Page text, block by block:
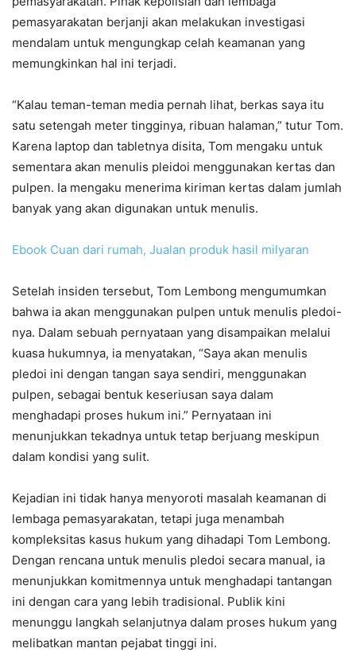
pemasyarakatan berjanji akan melakukan investigasi
mendalam untuk mengungkap celah keamanan yang
memungkinkan hal ini terjadi.
“Kalau teman-teman media pernah lihat, berkas saya itu
satu setengah meter tingginya, ribuan halaman,” tutur Tom.
Karena laptop dan tabletnya disita, Tom mengaku untuk
sementara akan menulis pleidoi menggunakan kertas dan
pulpen. Ia mengaku menerima kiriman kertas dalam jumlah
banyak yang akan digunakan untuk menulis.
Ebook Cuan dari rumah, Jualan produk hasil milyaran
Setelah insiden tersebut, Tom Lembong mengumumkan
bahwa ia akan menggunakan pulpen untuk menulis pledoi-
nya. Dalam sebuah pernyataan yang disampaikan melalui
kuasa hukumnya, ia menyatakan, “Saya akan menulis
pledoi ini dengan tangan saya sendiri, menggunakan
pulpen, sebagai bentuk keseriusan saya dalam
menghadapi proses hukum ini.” Pernyataan ini
menunjukkan tekadnya untuk tetap berjuang meskipun
dalam kondisi yang sulit.
Kejadian ini tidak hanya menyoroti masalah keamanan di
lembaga pemasyarakatan, tetapi juga menambah
kompleksitas kasus hukum yang dihadapi Tom Lembong.
Dengan rencana untuk menulis pledoi secara manual, ia
menunjukkan komitmennya untuk menghadapi tantangan
ini dengan cara yang lebih tradisional. Publik kini
menunggu langkah selanjutnya dalam proses hukum yang
melibatkan mantan pejabat tinggi ini.